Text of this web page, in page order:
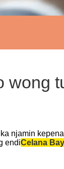
wong
njamin
endiCelana